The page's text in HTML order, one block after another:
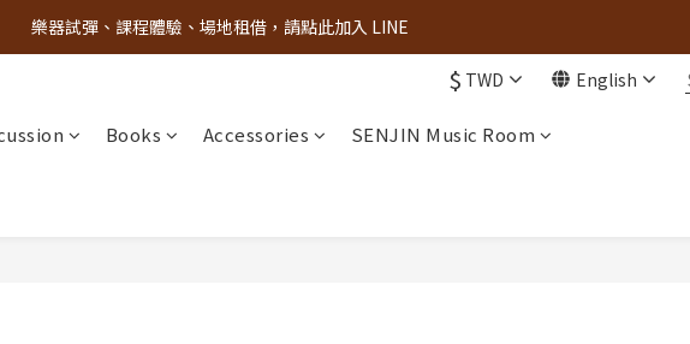
古亭門市 + 先進音樂教室週末假日皆有營業
樂器試彈、課程體驗、場地租借，請點此加入 LINE
$ TWD English
Books Accessories
SENJIN Music Room